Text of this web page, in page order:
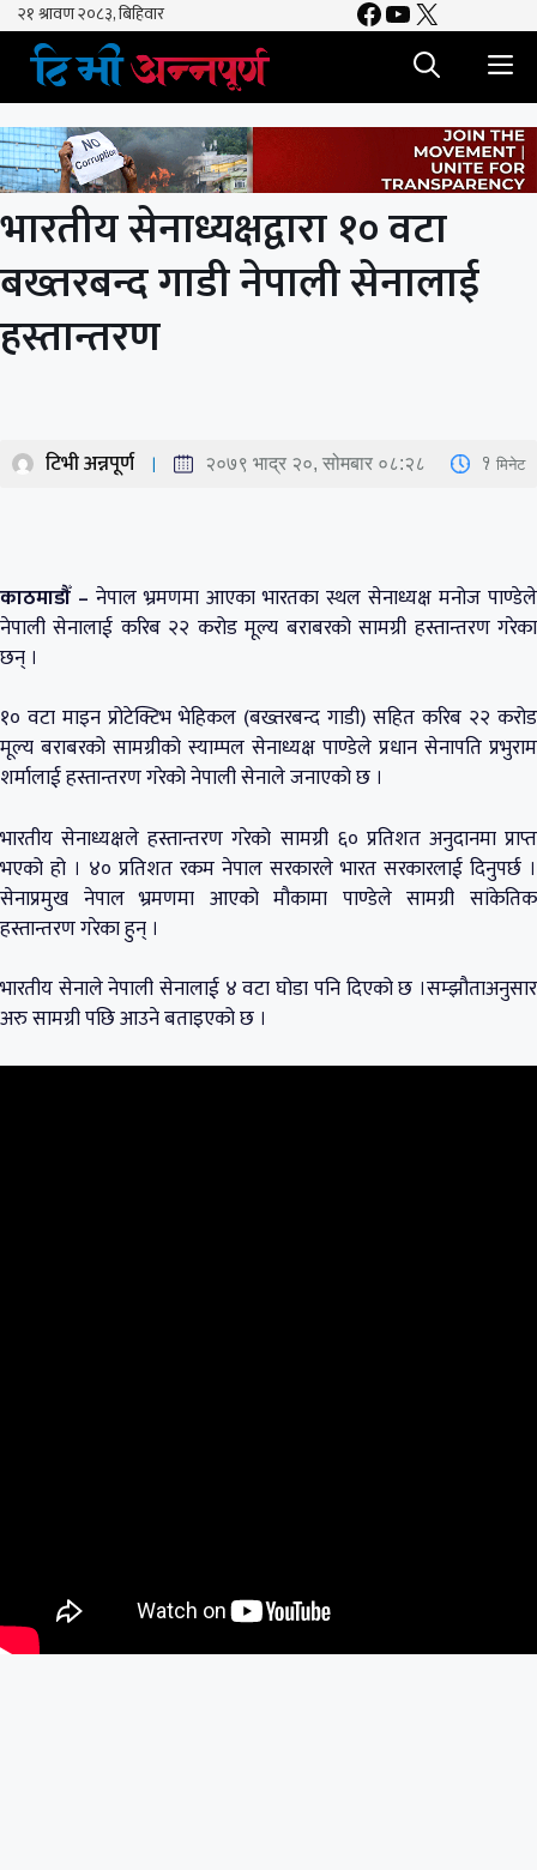
Skip
content
Facebook
YouTube
X
भारतीय सेनाध्यक्षद्वारा १० वटा
बख्तरबन्द गाडी नेपाली सेनालाई
हस्तान्तरण
टिभी अन्नपूर्ण २०७९ भाद्र २०, सोमबार ०८:२८ 1 मिनेट
काठमाडौँ – नेपाल भ्रमणमा आएका भारतका स्थल सेनाध्यक्ष मनोज पाण्डेले
नेपाली सेनालाई करिब २२ करोड मूल्य बराबरको सामग्री हस्तान्तरण गरेका
छन् ।
१० वटा माइन प्रोटेक्टिभ भेहिकल (बख्तरबन्द गाडी) सहित करिब २२ करोड
मूल्य बराबरको सामग्रीको स्याम्पल सेनाध्यक्ष पाण्डेले प्रधान सेनापति प्रभुराम
शर्मालाई हस्तान्तरण गरेको नेपाली सेनाले जनाएको छ ।
भारतीय सेनाध्यक्षले हस्तान्तरण गरेको सामग्री ६० प्रतिशत अनुदानमा प्राप्त
भएको हो । ४० प्रतिशत रकम नेपाल सरकारले भारत सरकारलाई दिनुपर्छ ।
सेनाप्रमुख नेपाल भ्रमणमा आएको मौकामा पाण्डेले सामग्री सांकेतिक
हस्तान्तरण गरेका हुन् ।
भारतीय सेनाले नेपाली सेनालाई ४ वटा घोडा पनि दिएको छ ।सम्झौताअनुसार
अरु सामग्री पछि आउने बताइएको छ ।